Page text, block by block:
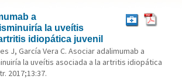
a
la uveítis
idiopática juvenil
J, García Vera C. Asociar adalimumab a
la uveítis asociada a la artritis idiopática
2017;13:37.